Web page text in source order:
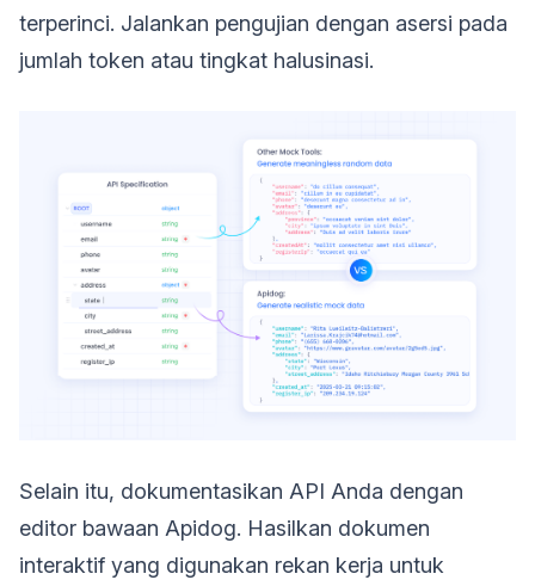
terperinci. Jalankan pengujian dengan asersi pada
jumlah token atau tingkat halusinasi.
Selain itu, dokumentasikan API Anda dengan
editor bawaan Apidog. Hasilkan dokumen
interaktif yang digunakan rekan kerja untuk